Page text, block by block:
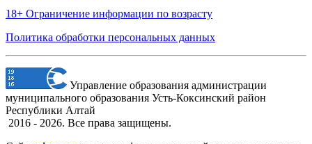
18+ Ограничение информации по возрасту
Политика обработки персональных данных
Управление образования администрации
муниципального образования Усть-Коксинский район
Республики Алтай
2016 - 2026. Все права защищены.